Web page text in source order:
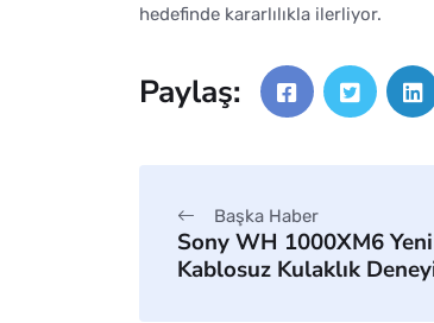
hedefinde kararlılıkla ilerliyor.
Paylaş:
Başka Haber
Sony WH 1000XM6
Kablosuz Kulaklık